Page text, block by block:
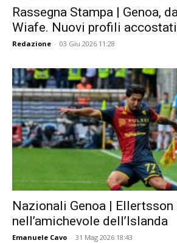
Rassegna Stampa | Genoa,
Wiafe. Nuovi profili
Redazione - 03 Giu 2026 11:28
Nazionali Genoa | Ellertsson
nell’amichevole dell’Islanda
Emanuele Cavo - 31 Mag 2026 18:43